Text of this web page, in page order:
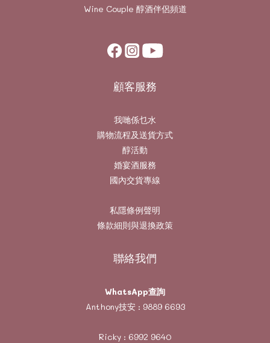
Wine Couple 醇酒伴侶頻道
顧客服務
我哋係乜水
購物流程及送貨方式
醇活動
婚宴酒服務
國內交貨專線
私隱條例聲明
條款細則與退換政策
聯絡我們
WhatsApp查詢
Anthony技安 : 9889 6693
Ricky : 6992 9640